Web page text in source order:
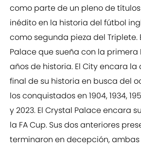
como parte de un pleno de
inédito en la historia del fútbol
como segunda pieza del Triplete.
Palace que sueña con la primera
años de historia. El City encara
final de su historia en busca del
los conquistados en 1904, 1934,
y 2023. El Crystal Palace encara
la FA Cup. Sus dos anteriores
terminaron en decepción, ambas